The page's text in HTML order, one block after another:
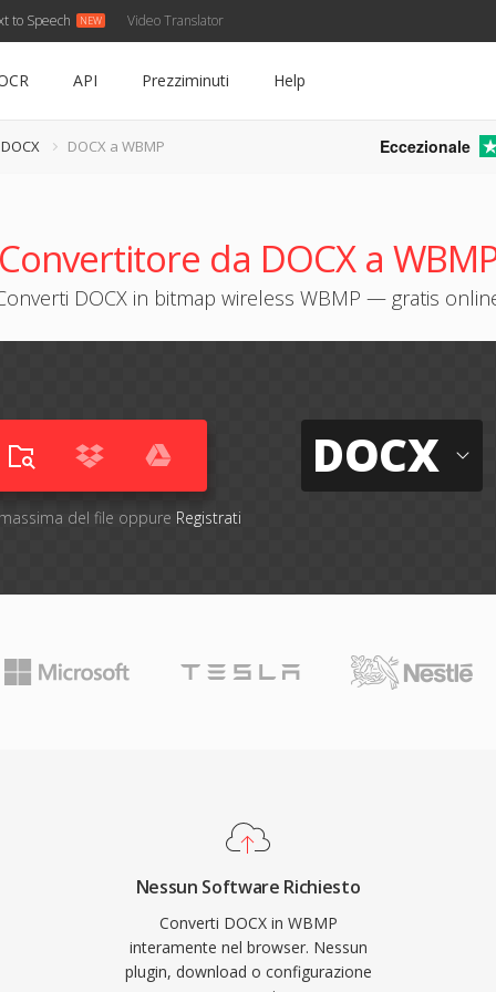
to Speech Video Translator
API Prezziminuti Help
DOCX a WBMP Eccezionale
da DOCX a
DOCX in bitmap wireless WBMP — gratis
del file oppure Registrati
DOCX
Nessun Software Richiesto
Converti DOCX in WBMP
interamente nel browser. Nessun
plugin, download o configurazione